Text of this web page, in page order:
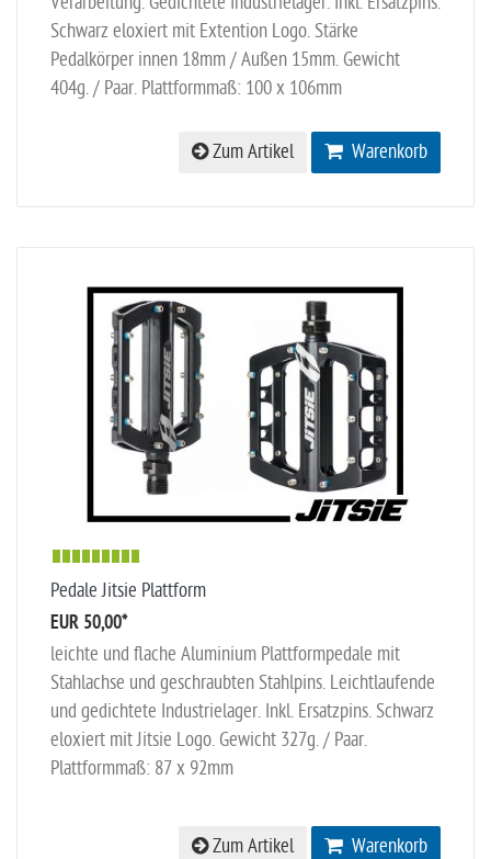
Schwarz eloxiert mit Extention Logo. Stärke
Pedalkörper innen 18mm / Außen 15mm. Gewicht
404g. / Paar. Plattformmaß: 100 x 106mm
Warenkorb
Zum Artikel
Pedale Jitsie Plattform
EUR 50,00*
leichte und flache Aluminium Plattformpedale mit
Stahlachse und geschraubten Stahlpins. Leichtlaufende
und gedichtete Industrielager. Inkl. Ersatzpins. Schwarz
eloxiert mit Jitsie Logo. Gewicht 327g. / Paar.
Plattformmaß: 87 x 92mm
Warenkorb
Zum Artikel